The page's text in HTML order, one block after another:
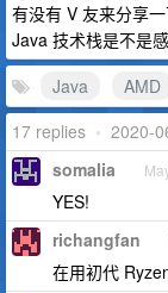
有没有 V 友来分享
Java 技术栈是不是
Java
AMD
17 replies • 2020-
somalia
YES!
richangfan
在用初代